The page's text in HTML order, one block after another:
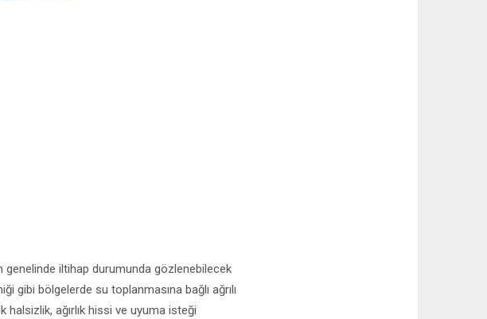
genelinde iltihap durumunda gözlenebilecek
gibi bölgelerde su toplanmasına bağlı ağrılı
halsizlik, ağırlık hissi ve uyuma isteği